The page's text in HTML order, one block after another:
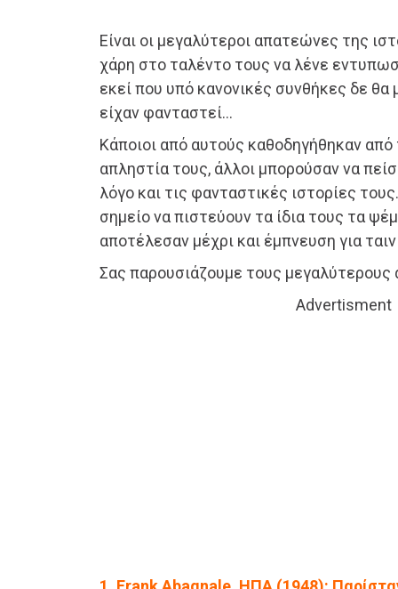
Είναι οι μεγαλύτεροι απατεώνες της
χάρη στο ταλέντο τους να λένε
εκεί που υπό κανονικές συνθήκες δε
είχαν φανταστεί…
Κάποιοι από αυτούς καθοδηγήθηκαν από
απληστία τους, άλλοι μπορούσαν να
λόγο και τις φανταστικές ιστορίες
σημείο να πιστεύουν τα ίδια τους τα
αποτέλεσαν μέχρι και έμπνευση για
Σας παρουσιάζουμε τους
Advertisment